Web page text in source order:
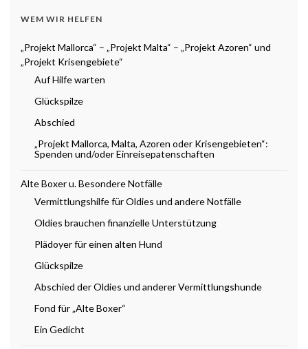
WEM WIR HELFEN
„Projekt Mallorca“ – „Projekt Malta“ – „Projekt Azoren“ und
„Projekt Krisengebiete“
Auf Hilfe warten
Glückspilze
Abschied
„Projekt Mallorca, Malta, Azoren oder Krisengebieten“:
Spenden und/oder Einreisepatenschaften
Alte Boxer u. Besondere Notfälle
Vermittlungshilfe für Oldies und andere Notfälle
Oldies brauchen finanzielle Unterstützung
Plädoyer für einen alten Hund
Glückspilze
Abschied der Oldies und anderer Vermittlungshunde
Fond für „Alte Boxer“
Ein Gedicht